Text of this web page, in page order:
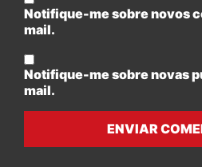
Notifique-me sobre novos
mail.
Notifique-me sobre novas
mail.
ENVIAR